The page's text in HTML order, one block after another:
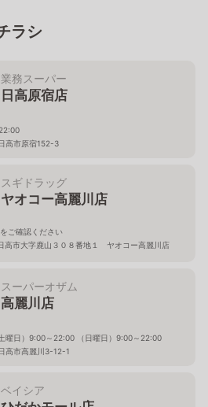
ラシ
業務スーパー
日高原宿店
高市原宿152-3
スギドラッグ
ヤオコー高麗川店
ご確認ください
高市大字鹿山３０８番地１ ヤオコー高麗川店
スーパーオザム
高麗川店
土曜日）9:00～22:00 （日曜日）9:00～22:00
高市高麗川3-12-1
ベイシア